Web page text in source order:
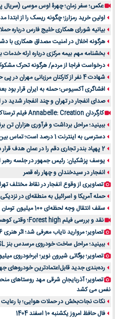
عکس؛ سفر زمان؛ چهرۀ اوس موسی (سریال
اولین خرید رمزارز؛ چگونه ریسک را از ابتدا
بیانیه شورای همکاری خلیج فارس درباره
هرگونه اخلال در امنیت مصداق همکاری
بخشنامه مهم بیمه مرکزی درباره ارئه
درخواست فراجا از مردم/ هرگونه تحرک
شهادت 4 نفر از کارکنان مرزبانی مهران در پی حملات اسرائیل و آمریکا
افشاگری آکسیوس؛ حمله به ایران قرار بود
صدای انفجار در تهران و چند انفجار شدید
کارگردان Annabelle: Creation فیلم ترسناک جدیدی می‌سازد
ببینید؛ مراحل برداشت و فرآوری هزاران تن
دسترسی به اینترنت 1 درصد است؛ تماس بین‌الملل هم با اختلال همراه است
2 پهپاد بندر تجاری دقم را در عمان هدف قرار دادند
یوسف پزشکیان: رئیس جمهور در جلسه
انفجار در سیدخندان و چهار راه قصر
تصاویری از وقوع انفجار در نقاط مختلف
حمله آمریکا و اسرائیل به منطقه‌ای در
سقف انتقال وجه لحظه‌ای 100 میلیون تومان شد
نقد و بررسی فیلم Forest high؛ وقتی کوهستان سرد پناه می‌شود
تصاویر؛ مروارید نایاب معرفی شد؛ اثر هنری 16 سیلندر
ببینید؛ مراحل ساخت خودروی مرسدس بنز AMG SL در آلمان
تصاویر؛ بوگاتی شیرون نویر؛ ابرخودروی
رده‌بندی جدید قابل‌اعتمادترین خودروهای جهان
تصاویر؛ آذربایجان شرقی مهد روستاهای
نفس می کشد
نکات نجات‌بخش در حملات هوایی؛ با رعایت
فال حافظ امروز یکشنبه 10 اسفند 1404